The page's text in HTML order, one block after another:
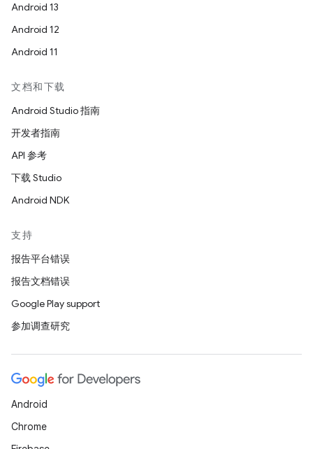
Android 13
Android 12
Android 11
文档和下载
Android Studio 指南
开发者指南
API 参考
下载 Studio
Android NDK
支持
报告平台错误
报告文档错误
Google Play support
参加调查研究
Android
Chrome